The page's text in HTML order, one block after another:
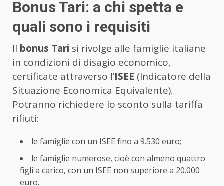
Bonus Tari: a chi spetta e
quali sono i requisiti
Il bonus Tari si rivolge alle famiglie italiane
in condizioni di disagio economico,
certificate attraverso l’ISEE (Indicatore della
Situazione Economica Equivalente).
Potranno richiedere lo sconto sulla tariffa
rifiuti:
le famiglie con un ISEE fino a 9.530 euro;
le famiglie numerose, cioè con almeno quattro
figli a carico, con un ISEE non superiore a 20.000
euro.